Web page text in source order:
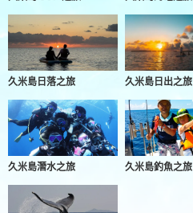
久米島日落之旅 久米島日出之旅
久米島潛水之旅 久米島釣魚之旅